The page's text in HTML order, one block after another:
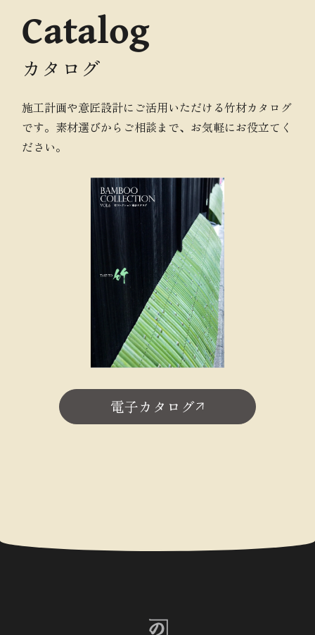
Catalog
カタログ
施工計画や意匠設計にご活用いただける竹材カタログ
です。素材選びからご相談まで、お気軽にお役立てく
ださい。
電子カタログ